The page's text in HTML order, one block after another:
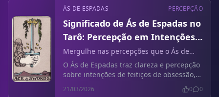
ÁS DE ESPADAS PERCEPÇÃO
Significado de Ás de Espadas no
Tarô: Percepção em Intenções
de Feitiços de Obsessão
Mergulhe nas percepções que o Ás de
Espadas traz ao navegar pelas intenções
de feitiços de obsessão e dilemas éticos.
O Ás de Espadas traz clareza e percepção
sobre intenções de feitiços de obsessão,
éticos em seus desejos.
21/03/2026 0 0